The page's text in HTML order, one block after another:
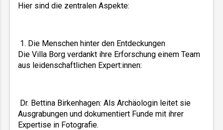
Hier sind die zentralen Aspekte:
1. Die Menschen hinter den Entdeckungen
Die Villa Borg verdankt ihre Erforschung einem Team
aus leidenschaftlichen Expert:innen:
Dr. Bettina Birkenhagen: Als Archäologin leitet sie
Ausgrabungen und dokumentiert Funde mit ihrer
Expertise in Fotografie.